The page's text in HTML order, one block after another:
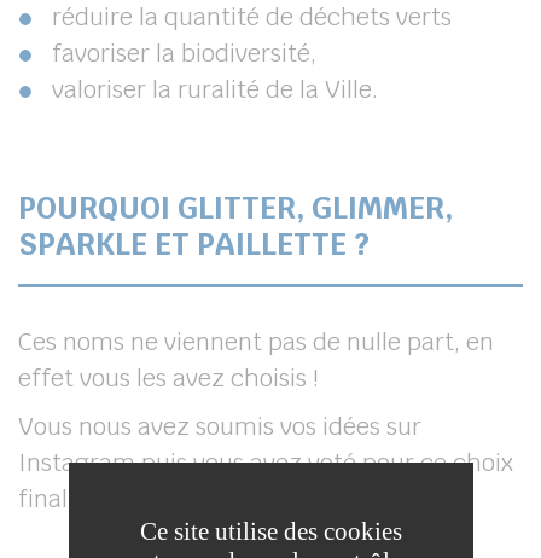
réduire la quantité de déchets verts
favoriser la biodiversité,
valoriser la ruralité de la Ville.
POURQUOI GLITTER, GLIMMER,
SPARKLE ET PAILLETTE ?
Ces noms ne viennent pas de nulle part, en
effet vous les avez choisis !
Vous nous avez soumis vos idées sur
Instagram puis vous avez voté pour ce choix
final sur Facebook.
Ce site utilise des cookies